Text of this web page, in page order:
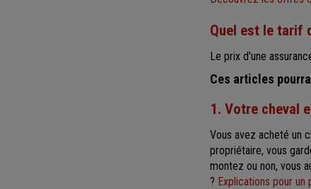
Quel est le tarif
Le prix d'une
Ces articles
1. Votre cheval
Vous avez acheté un
propriétaire, vous
montez ou non, vous
? Explications pour un